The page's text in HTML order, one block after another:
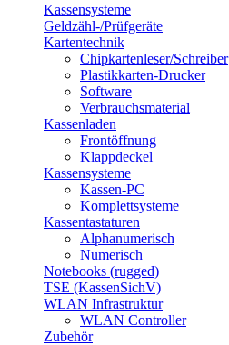
Kassensysteme
Geldzähl-/Prüfgeräte
Kartentechnik
Chipkartenleser/Schreiber
Plastikkarten-Drucker
Software
Verbrauchsmaterial
Kassenladen
Frontöffnung
Klappdeckel
Kassensysteme
Kassen-PC
Komplettsysteme
Kassentastaturen
Alphanumerisch
Numerisch
Notebooks (rugged)
TSE (KassenSichV)
WLAN Infrastruktur
WLAN Controller
Zubehör